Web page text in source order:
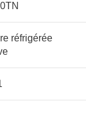
réfrigérée